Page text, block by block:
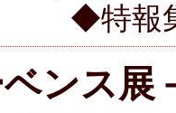
◆特報
ンス展